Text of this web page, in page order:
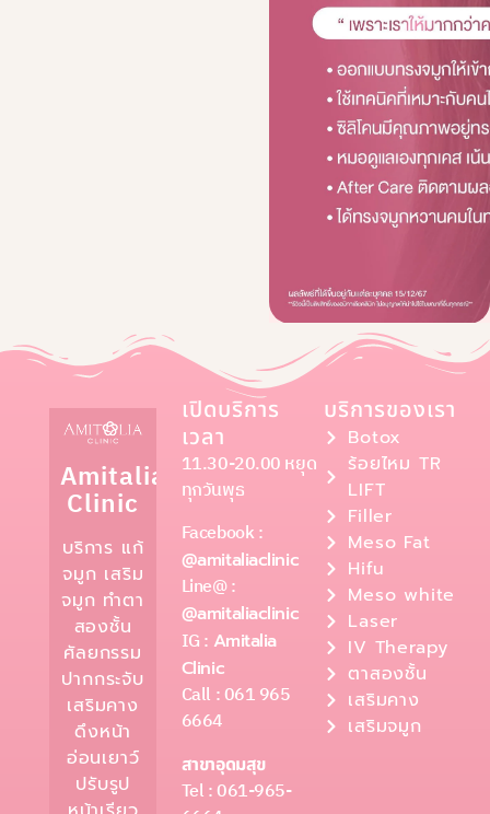
Amitalia
Clinic
บริการ แก้
จมูก เสริม
จมูก ทำตา
สองชั้น
ศัลยกรรม
ปากกระจับ
เสริมคาง
ดึงหน้า
อ่อนเยาว์
ปรับรูป
เปิดบริการ
เวลา
11.30-20.00 หยุด
ทุกวันพุธ
Facebook :
@amitaliaclinic
Line@ :
@amitaliaclinic
IG : Amitalia
Clinic
Call : 061 965
6664
สาขาอุดมสุข
Tel : 061-965-
บริการของเรา
Botox
ร้อยไหม TR
LIFT
Filler
Meso Fat
Hifu
Meso white
Laser
IV Therapy
ตาสองชั้น
เสริมคาง
เสริมจมูก